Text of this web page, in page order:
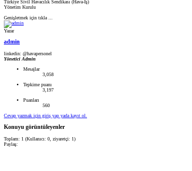
Türkiye Sivil Havacılık Sendikası (Hava-İş)
Yönetim Kurulu
Genişletmek için tıkla ...
Yazar
admin
linkedin: @havapersonel
Yönetici Admin
Mesajlar
3,058
Tepkime puanı
3,197
Puanları
560
Cevap yazmak için giriş yap yada kayıt ol.
Konuyu görüntüleyenler
Toplam: 1 (Kullanıcı: 0, ziyaretçi: 1)
Paylaş: